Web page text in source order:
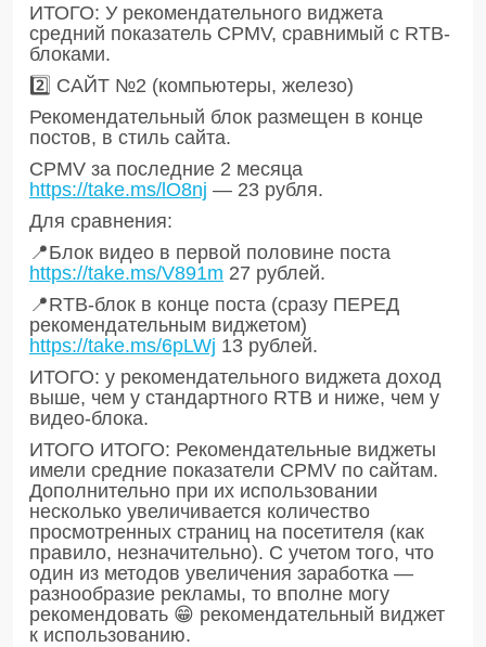
ИТОГО: У рекомендательного виджета
средний показатель CPMV, сравнимый с RTB-
блоками.
2️⃣ САЙТ №2 (компьютеры, железо)
Рекомендательный блок размещен в конце
постов, в стиль сайта.
CPMV за последние 2 месяца
https://take.ms/lO8nj — 23 рубля.
Для сравнения:
📍Блок видео в первой половине поста
https://take.ms/V891m 27 рублей.
📍RTB-блок в конце поста (сразу ПЕРЕД
рекомендательным виджетом)
https://take.ms/6pLWj 13 рублей.
ИТОГО: у рекомендательного виджета доход
выше, чем у стандартного RTB и ниже, чем у
видео-блока.
ИТОГО ИТОГО: Рекомендательные виджеты
имели средние показатели CPMV по сайтам.
Дополнительно при их использовании
несколько увеличивается количество
просмотренных страниц на посетителя (как
правило, незначительно). С учетом того, что
один из методов увеличения заработка —
разнообразие рекламы, то вполне могу
рекомендовать 😁 рекомендательный виджет
к использованию.